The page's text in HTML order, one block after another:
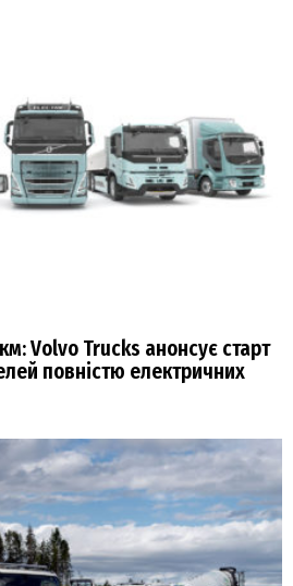
Volvo Trucks анонсує старт
повністю електричних